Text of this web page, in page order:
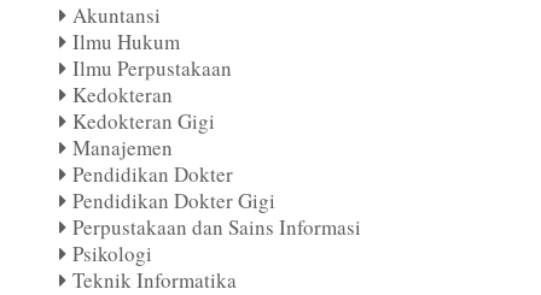
Akuntansi
Ilmu Hukum
Ilmu Perpustakaan
Kedokteran
Kedokteran Gigi
Manajemen
Pendidikan Dokter
Pendidikan Dokter Gigi
Perpustakaan dan Sains Informasi
Psikologi
Teknik Informatika